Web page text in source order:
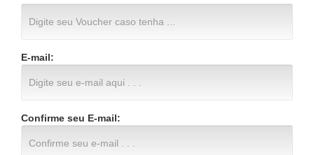
E-mail:
Confirme seu E-mail: